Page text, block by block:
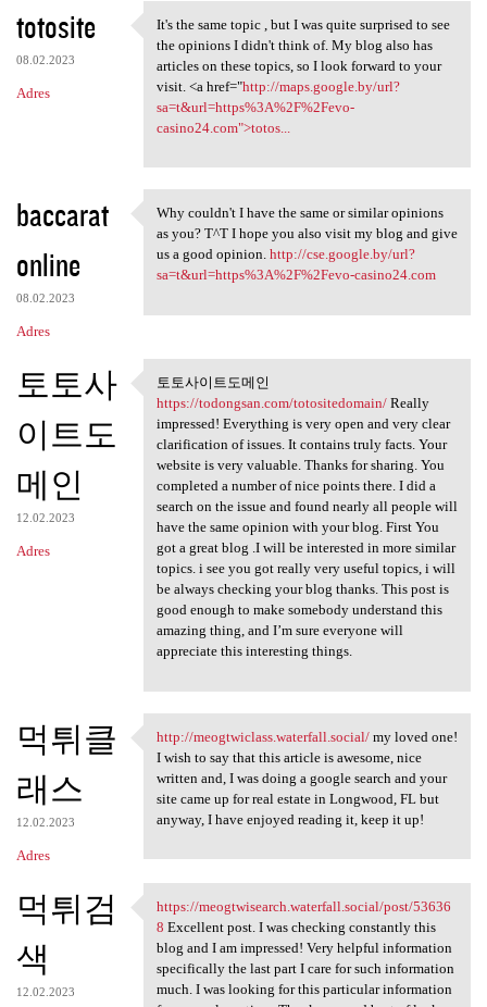
totosite
08.02.2023
Adres
It's the same topic , but I
It's the same topic , but I was quite surprised to see
the opinions I didn't think of. My blog also has
articles on these topics, so I look forward to your
visit. <a href="http://maps.google.by/url?
sa=t&url=https%3A%2F%2Fevo-
casino24.com">totos...
baccarat
online
08.02.2023
Adres
Why couldn't I have the same
Why couldn't I have the same or similar opinions
as you? T^T I hope you also visit my blog and give
us a good opinion. http://cse.google.by/url?
sa=t&url=https%3A%2F%2Fevo-casino24.com
토토사
이트도
메인
12.02.2023
Adres
토토사이트도메인
https://todongsan
토토사이트도메인
https://todongsan.com/totositedomain/Really
impressed! Everything is very open and very clear
clarification of issues. It contains truly facts. Your
website is very valuable. Thanks for sharing. You
completed a number of nice points there. I did a
search on the issue and found nearly all people will
have the same opinion with your blog. First You
got a great blog .I will be interested in more similar
topics. i see you got really very useful topics, i will
be always checking your blog thanks. This post is
good enough to make somebody understand this
amazing thing, and I’m sure everyone will
appreciate this interesting things.
먹튀클
래스
12.02.2023
Adres
http://meogtwiclass.waterfall
http://meogtwiclass.waterfall.social/my loved one!
I wish to say that this article is awesome, nice
written and, I was doing a google search and your
site came up for real estate in Longwood, FL but
anyway, I have enjoyed reading it, keep it up!
먹튀검
색
12.02.2023
https://meogtwisearch
https://meogtwisearch.waterfall.social/post/53636
8 Excellent post. I was checking constantly this
blog and I am impressed! Very helpful information
specifically the last part I care for such information
much. I was looking for this particular information